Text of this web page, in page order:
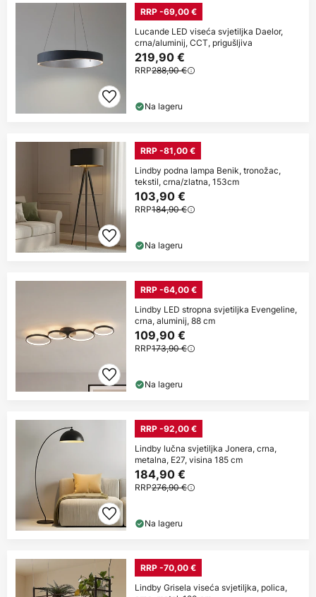
RRP -69,00 €
Lucande LED viseća svjetiljka Daelor,
crna/aluminij, CCT, prigušljiva
219,90 €
RRP288,90 €
Na lageru
RRP -81,00 €
Lindby podna lampa Benik, tronožac,
tekstil, crna/zlatna, 153cm
103,90 €
RRP184,90 €
Na lageru
RRP -64,00 €
Lindby LED stropna svjetiljka Evengeline,
crna, aluminij, 88 cm
109,90 €
RRP173,90 €
Na lageru
RRP -92,00 €
Lindby lučna svjetiljka Jonera, crna,
metalna, E27, visina 185 cm
184,90 €
RRP276,90 €
Na lageru
RRP -70,00 €
Lindby Grisela viseća svjetiljka, polica,